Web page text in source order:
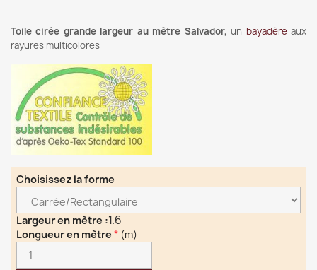
Toile cirée grande largeur au mètre Salvador,un bayadèreaux
rayures multicolores
Choisissez la forme
Largeur en mètre :1.6
Longueur en mètre * (m)